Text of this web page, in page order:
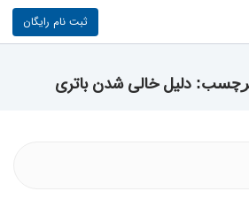
ثبت نام رایگان
دلیل خالی شدن باتری